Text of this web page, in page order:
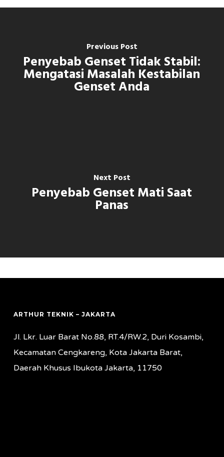
Previous Post
Penyebab Genset Tidak Stabil:
Mengatasi Masalah Kestabilan
Genset Anda
Next Post
Penyebab Genset Mati Saat
Panas
ARTHUR TEKNIK – JAKARTA
Jl. Lkr. Luar Barat No.88, RT.4/RW.2, Duri Kosambi,
Kecamatan Cengkareng, Kota Jakarta Barat,
Daerah Khusus Ibukota Jakarta, 11750